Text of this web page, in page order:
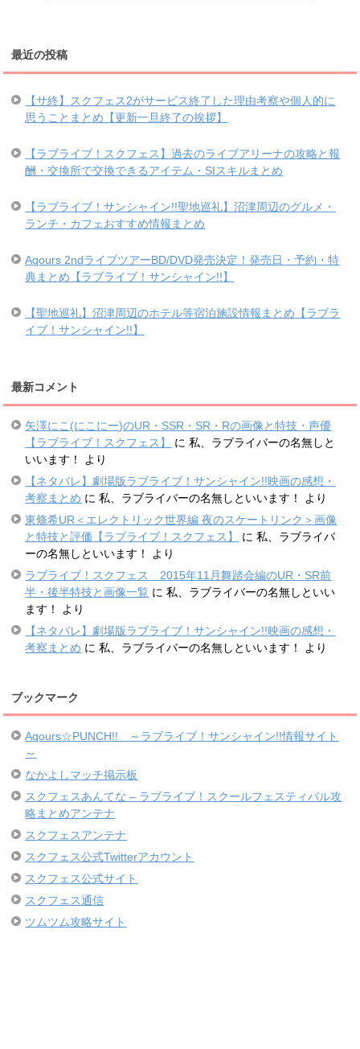
最近の投稿
【サ終】スクフェス2がサービス終了した理由考察や個人的に
思うことまとめ【更新一旦終了の挨拶】
【ラブライブ！スクフェス】過去のライブアリーナの攻略と報
酬・交換所で交換できるアイテム・SIスキルまとめ
【ラブライブ！サンシャイン!!聖地巡礼】沼津周辺のグルメ・
ランチ・カフェおすすめ情報まとめ
Aqours 2ndライブツアーBD/DVD発売決定！発売日・予約・特
典まとめ【ラブライブ！サンシャイン!!】
【聖地巡礼】沼津周辺のホテル等宿泊施設情報まとめ【ラブラ
イブ！サンシャイン!!】
最新コメント
矢澤にこ(にこにー)のUR・SSR・SR・Rの画像と特技・声優
【ラブライブ！スクフェス】
に私、ラブライバーの名無しと
いいます！
より
【ネタバレ】劇場版ラブライブ！サンシャイン!!映画の感想・
考察まとめ に私、ラブライバーの名無しといいます！
より
東條希UR＜エレクトリック世界編 夜のスケートリンク＞画像
と特技と評価【ラブライブ！スクフェス】
に私、ラブライバ
ーの名無しといいます！
より
ラブライブ！スクフェス 2015年11月舞踏会編のUR・SR前
半・後半特技と画像一覧 に私、ラブライバーの名無しといい
ます！
より
【ネタバレ】劇場版ラブライブ！サンシャイン!!映画の感想・
考察まとめ に私、ラブライバーの名無しといいます！ より
ブックマーク
Aqours☆PUNCH!! ～ラブライブ！サンシャイン!!情報サイト
～
なかよしマッチ掲示板
スクフェスあんてな – ラブライブ！スクールフェスティバル攻
略まとめアンテナ
スクフェスアンテナ
スクフェス公式Twitterアカウント
スクフェス公式サイト
スクフェス通信
ツムツム攻略サイト